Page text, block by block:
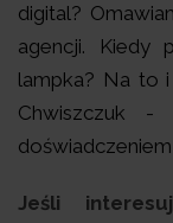
digital?
agencji. Kiedy
lampka? Na to
Chwiszczuk -
Jeśli